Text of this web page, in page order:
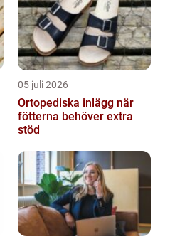
05 juli 2026
Ortopediska inlägg när
fötterna behöver extra
stöd